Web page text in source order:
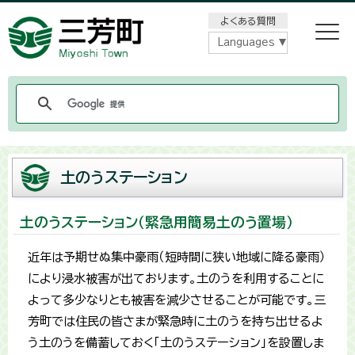
よくある質問
Languages
土のうステーション
土のうステーション（緊急用簡易土のう置場）
近年は予期せぬ集中豪雨（短時間に狭い地域に降る豪雨）
により浸水被害が出ております。土のうを利用することに
よって多少なりとも被害を減少させることが可能です。三
芳町では住民の皆さまが緊急時に土のうを持ち出せるよ
う土のうを備蓄しておく「土のうステーション」を設置しま